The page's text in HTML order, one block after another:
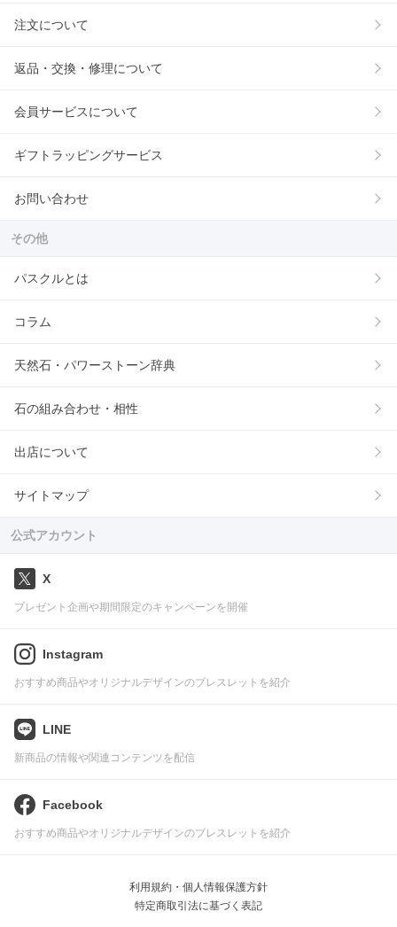
注文について
返品・交換・修理について
会員サービスについて
ギフトラッピングサービス
お問い合わせ
その他
パスクルとは
コラム
天然石・パワーストーン辞典
石の組み合わせ・相性
出店について
サイトマップ
公式アカウント
X
プレゼント企画や期間限定のキャンペーンを開催
Instagram
おすすめ商品やオリジナルデザインのブレスレットを紹介
LINE
新商品の情報や関連コンテンツを配信
Facebook
おすすめ商品やオリジナルデザインのブレスレットを紹介
利用規約・個人情報保護方針
特定商取引法に基づく表記